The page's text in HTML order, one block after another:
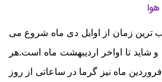
ترین زمان از اوایل دی ماه شروع می
و شاید تا اواخر اردیبهشت ماه است.هر
ماه نیز گرما در ساعاتی از روز